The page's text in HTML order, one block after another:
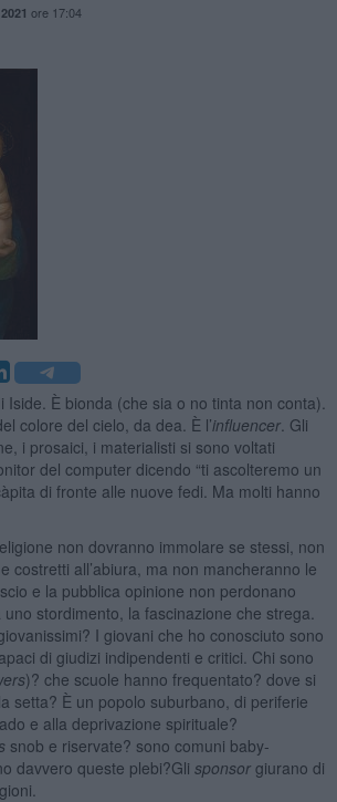
ore 17:04
Iside. È bionda (che sia o no tinta non conta).
colore del cielo, da dea. È l’influencer. Gli
i prosaici, i materialisti si sono voltati
del computer dicendo “ti ascolteremo un
di fronte alle nuove fedi. Ma molti hanno
non dovranno immolare se stessi, non
costretti all’abiura, ma non mancheranno le
e la pubblica opinione non perdonano
uno stordimento, la fascinazione che strega.
I giovani che ho conosciuto sono
di giudizi indipendenti e critici. Chi sono
)? che scuole hanno frequentato? dove si
setta? È un popolo suburbano, di periferie
e alla deprivazione spirituale?
snob e riservate? sono comuni baby-
davvero queste plebi?Gli sponsorgiurano di